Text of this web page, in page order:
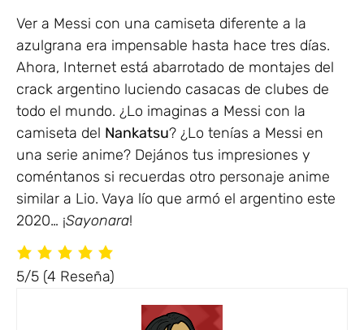
Ver a Messi con una camiseta diferente a la
azulgrana era impensable hasta hace tres días.
Ahora, Internet está abarrotado de montajes del
crack argentino luciendo casacas de clubes de
todo el mundo. ¿Lo imaginas a Messi con la
camiseta del Nankatsu? ¿Lo tenías a Messi en
una serie anime? Dejános tus impresiones y
coméntanos si recuerdas otro personaje anime
similar a Lio. Vaya lío que armó el argentino este
2020… ¡Sayonara!
5/5 (4 Reseña)